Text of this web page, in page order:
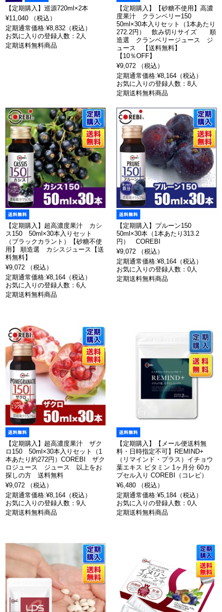
【定期購入】巡源720ml×2本
¥11,040 （税込）
定期通常価格:¥8,832（税込）
お気に入りの登録人数：2人
定期送料無料商品
【定期購入】【砂糖不使用】高濃
度果汁 クランベリー150
50ml×30本入りセット（1本あたり
272.2円） 飲み切りサイズ 順
造選 クランベリージュース ジ
ュース 【送料無料】
【10％OFF】
¥9,072 （税込）
定期通常価格:¥8,164（税込）
お気に入りの登録人数：8人
定期送料無料商品
【定期購入】超高濃度果汁 カシ
ス150 50ml×30本入りセット
（ブラックカラント）【砂糖不使
用】 順造選 カシスジュース【送
料無料】
¥9,072 （税込）
定期通常価格:¥8,164（税込）
お気に入りの登録人数：6人
定期送料無料商品
【定期購入】プルーン150
50ml×30本（1本あたり313.2
円） COREBI
¥9,072 （税込）
定期通常価格:¥8,164（税込）
お気に入りの登録人数：0人
定期送料無料商品
【定期購入】超高濃度果汁 ザク
ロ150 50ml×30本入りセット（1
本あたり約272円）COREBI ザク
ロジュース ジュース 以上をお
探しの方 送料無料
¥9,072 （税込）
定期通常価格:¥8,164（税込）
お気に入りの登録人数：9人
定期送料無料商品
【定期購入】【メール便送料無
料・日時指定不可】REMIND+
（リマインド・プラス）イチョウ
葉エキス ビタミン 1ヶ月分 60カ
プセル入り COREBI（コレビ）
¥6,480 （税込）
定期通常価格:¥5,184（税込）
お気に入りの登録人数：0人
定期送料無料商品